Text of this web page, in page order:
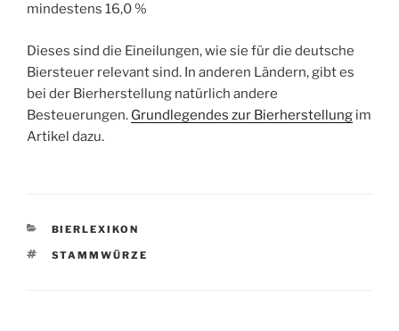
mindestens 16,0 %
Dieses sind die Eineilungen, wie sie für die deutsche
Biersteuer relevant sind. In anderen Ländern, gibt es
bei der Bierherstellung natürlich andere
Besteuerungen. Grundlegendes zur Bierherstellung im
Artikel dazu.
KATEGORIEN
BIERLEXIKON
SCHLAGWÖRTER
STAMMWÜRZE